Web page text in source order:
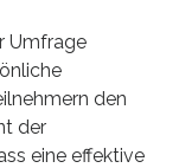
Umfrage
den
der
eine effektive